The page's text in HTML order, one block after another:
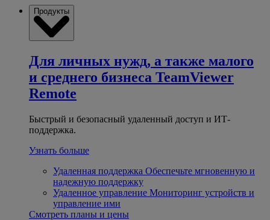
Продукты
Для личных нужд, а также малого
и среднего бизнеса TeamViewer
Remote
Быстрый и безопасный удаленный доступ и ИТ-
поддержка.
Узнать больше
Удаленная поддержка Обеспечьте мгновенную и
надежную поддержку
Удаленное управление Мониторинг устройств и
управление ими
Смотреть планы и цены